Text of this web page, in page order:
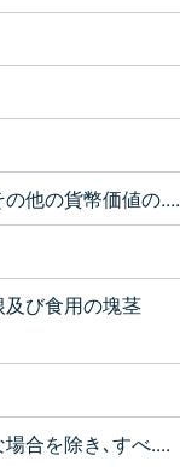
他の貨幣価値の....
び食用の塊茎
合を除き､すべ....